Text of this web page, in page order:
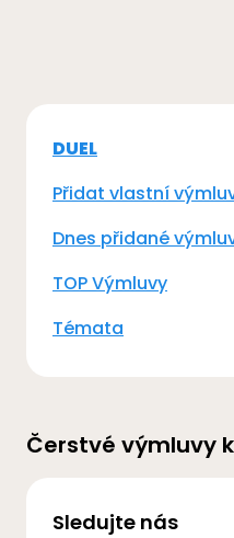
DUEL
Přidat vlastní
Dnes přidané
TOP Výmluvy
Témata
Čerstvé výmluvy
Sledujte nás